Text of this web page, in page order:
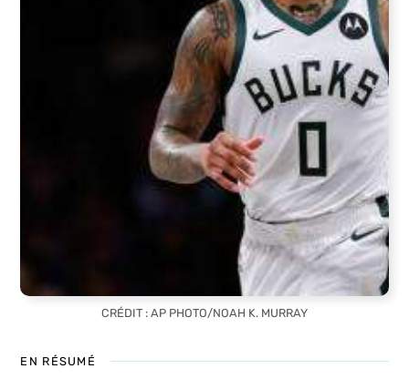
CRÉDIT : AP PHOTO/NOAH K. MURRAY
EN RÉSUMÉ